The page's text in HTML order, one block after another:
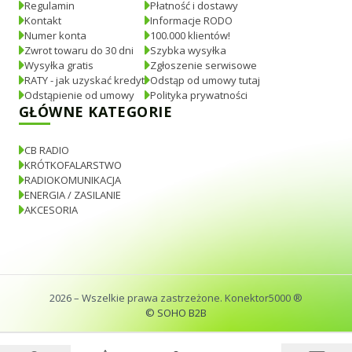
Regulamin
Kontakt
Numer konta
Zwrot towaru do 30 dni
Wysyłka gratis
RATY - jak uzyskać kredyt
Odstąpienie od umowy
Płatność i dostawy
Informacje RODO
100.000 klientów!
Szybka wysyłka
Zgłoszenie serwisowe
Odstąp od umowy tutaj
Polityka prywatności
GŁÓWNE KATEGORIE
CB RADIO
KRÓTKOFALARSTWO
RADIOKOMUNIKACJA
ENERGIA / ZASILANIE
AKCESORIA
2026– Wszelkie prawa zastrzeżone. Konektor5000 ®
© SOHO B2B